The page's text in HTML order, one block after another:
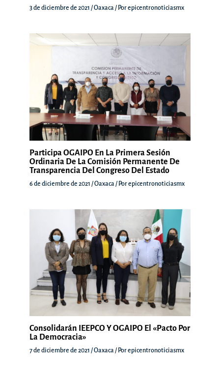
3 de diciembre de 2021 /Oaxaca / Porepicentronoticiasmx
Participa OGAIPO En La Primera Sesión
Ordinaria De La Comisión Permanente De
Transparencia Del Congreso Del Estado
6 de diciembre de 2021 /Oaxaca / Porepicentronoticiasmx
Consolidarán IEEPCO Y OGAIPO El «Pacto Por
La Democracia»
7 de diciembre de 2021 /Oaxaca / Porepicentronoticiasmx